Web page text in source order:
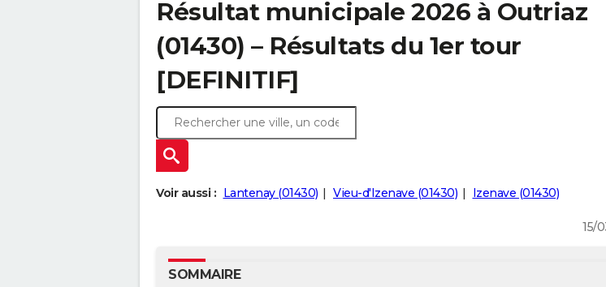
Résultat municipale 2026 à Outriaz
(01430) – Résultats du 1er tour
[DEFINITIF]
Voir aussi : Lantenay (01430) Vieu-d'Izenave (01430) Izenave (01430)
15/
SOMMAIRE